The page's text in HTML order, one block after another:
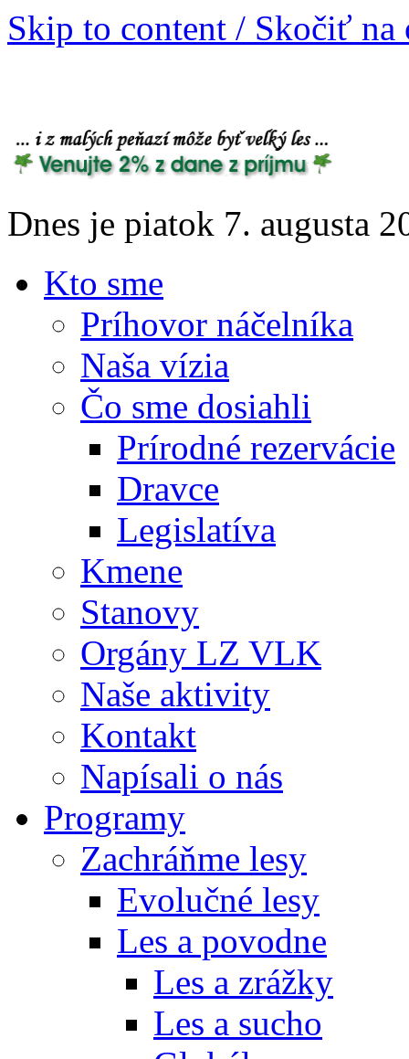
Skip to content / Skočiť na
Dnes je piatok 7. augusta
Kto sme
Príhovor náčelníka
Naša vízia
Čo sme dosiahli
Prírodné rezervácie
Dravce
Legislatíva
Kmene
Stanovy
Orgány LZ VLK
Naše aktivity
Kontakt
Napísali o nás
Programy
Zachráňme lesy
Evolučné lesy
Les a povodne
Les a zrážky
Les a sucho